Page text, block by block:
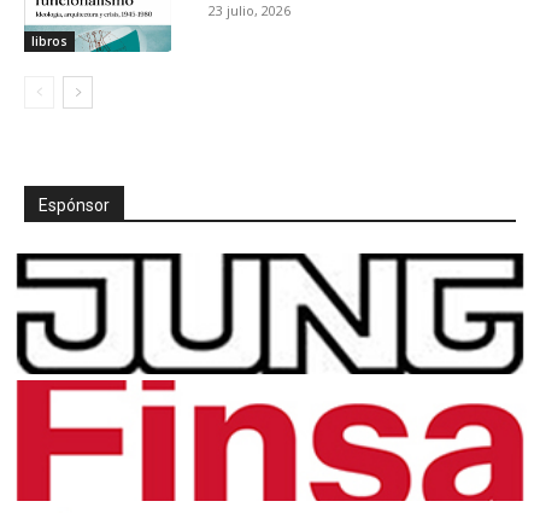
libros
23 julio, 2026
Espónsor